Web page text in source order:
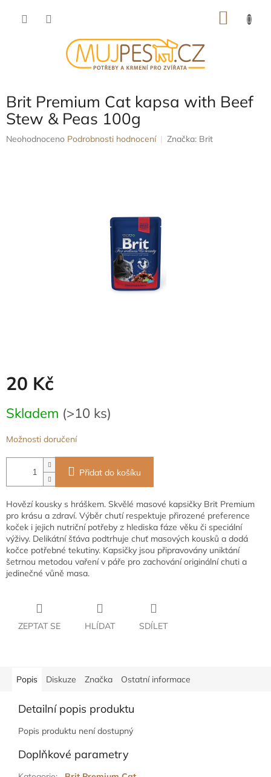
Brit Premium Cat kapsa with Beef
Stew & Peas 100g
Průměrné
Neohodnoceno Podrobnosti hodnocení Značka: Brit
20 Kč
cena:
Skladem (>10 ks)
Možnosti doručení
Přidat do košíku
Hovězí kousky s hráškem. Skvělé masové kapsičky Brit Premium
pro krásu a zdraví. Výběr chutí respektuje přirozené preference
koček i jejich nutriční potřeby z hlediska fáze věku či speciální
výživy. Delikátní šťáva podtrhuje chuť masových kousků a dodá
kočce potřebné tekutiny. Kapsičky jsou připravovány uniktání
šetrnou metodou vaření v páře pro zachování originální chuti a
jedinečné vůně masa.
ZEPTAT SE HLÍDAT SDÍLET
Popis Diskuze Značka Ostatní informace
Detailní popis produktu
Popis produktu není dostupný
Doplňkové parametry